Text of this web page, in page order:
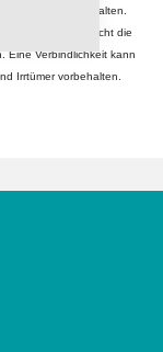
bleiben vorbehalten.
haben somit nicht die
Eine Verbindlichkeit kann
Irrtümer vorbehalten.